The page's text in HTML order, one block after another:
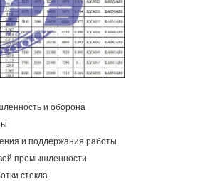
и оборона
и поддержания работы
промышленности
стекла